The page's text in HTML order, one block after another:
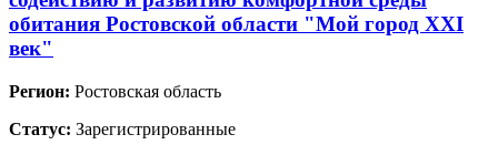
обитания Ростовской области "Мой город XXI
век"
Регион: Ростовская область
Статус: Зарегистрированные